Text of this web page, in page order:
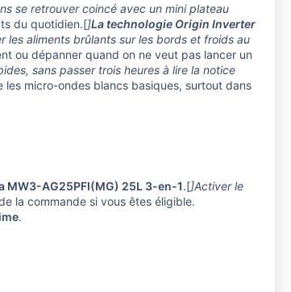
se retrouver coincé avec un mini plateau
du quotidien.[]La technologie Origin Inverter
aliments brûlants sur les bords et froids au
ou dépanner quand on ne veut pas lancer un
sans passer trois heures à lire la notice
les micro-ondes blancs basiques, surtout dans
MW3-AG25PFI(MG) 25L 3-en-1.[]Activer le
la commande si vous êtes éligible.
.